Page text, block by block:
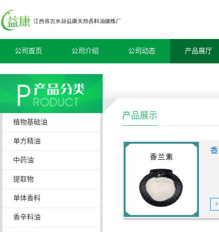
公司首页 公司介绍 公司动态 产品展厅
植物基础油
单方精油
中药油
提取物
单体香料
香辛料油
产品展示